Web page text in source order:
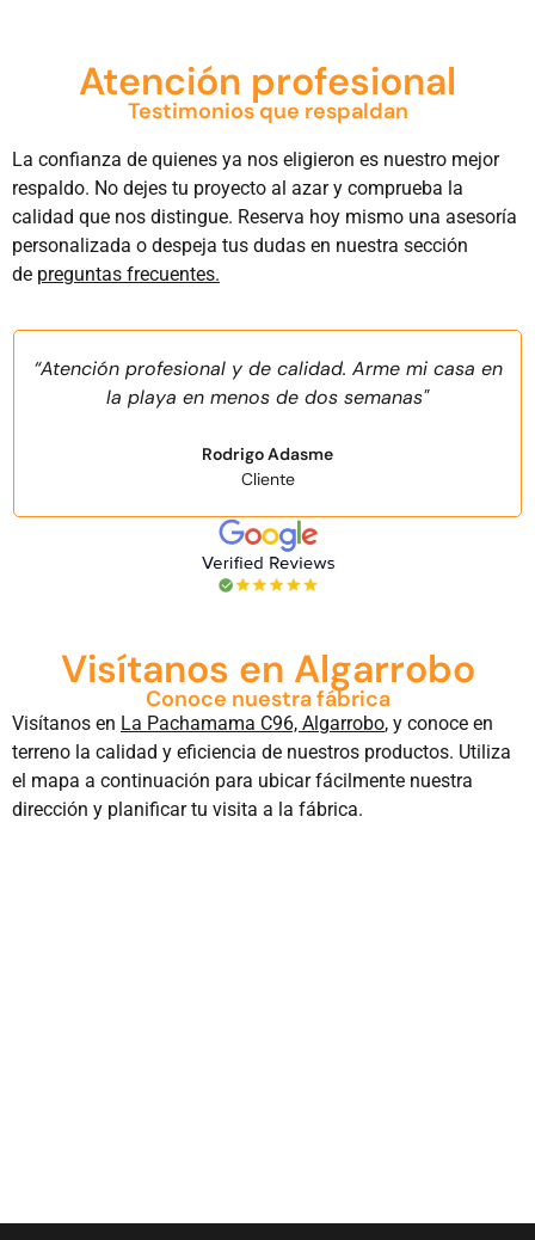
Atención profesional
Testimonios que respaldan
La confianza de quienes ya nos eligieron es nuestro mejor
respaldo. No dejes tu proyecto al azar y comprueba la
calidad que nos distingue. Reserva hoy mismo una asesoría
personalizada o despeja tus dudas en nuestra sección
de preguntas frecuentes.
“Atención profesional y de calidad. Arme mi casa en
la playa en menos de dos semanas"
Rodrigo Adasme
Cliente
Visítanos en Algarrobo
Conoce nuestra fábrica
Visítanos en La Pachamama C96, Algarrobo, y conoce en
terreno la calidad y eficiencia de nuestros productos. Utiliza
el mapa a continuación para ubicar fácilmente nuestra
dirección y planificar tu visita a la fábrica.